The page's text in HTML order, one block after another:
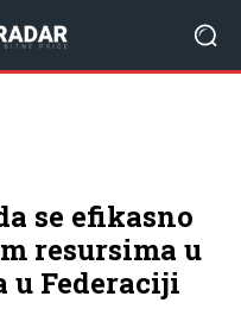
se efikasno
resursima u
u Federaciji